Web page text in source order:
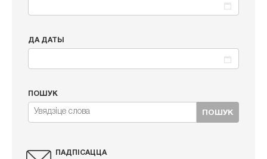
ДА ДАТЫ
ПОШУК
ПОШУК
ПАДПІСАЦЦА